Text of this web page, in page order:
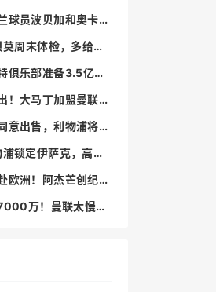
球员波贝加和奥卡福
周末体检，多给百
俱乐部准备3.5亿欧
！大马丁加盟曼联梦
意出售，利物浦将
锁定伊萨克，高层
欧洲！阿杰芒创纪录
万！曼联太慢阻